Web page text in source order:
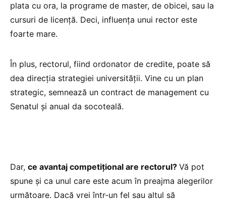
plata cu ora, la programe de master, de obicei, sau la
cursuri de licență. Deci, influența unui rector este
foarte mare.
În plus, rectorul, fiind ordonator de credite, poate să
dea direcția strategiei universității. Vine cu un plan
strategic, semnează un contract de management cu
Senatul și anual da socoteală.
Dar, ce avantaj competițional are rectorul? Vă pot
spune și ca unul care este acum în preajma alegerilor
următoare. Dacă vrei într-un fel sau altul să